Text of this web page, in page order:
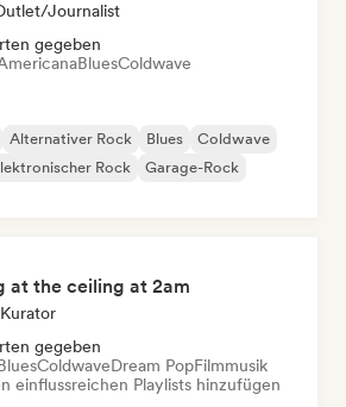
Journalist
gegeben
BluesColdwave
Alternativer Rock Blues
Coldwave
Rock
Garage-Rock
at the ceiling at 2am
gegeben
ColdwaveDream PopFilmmusik
einflussreichen Playlists hinzufügen